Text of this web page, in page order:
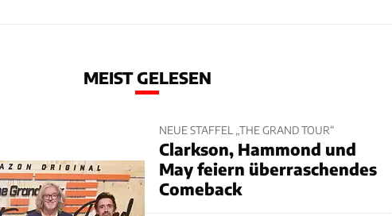
MEIST GELESEN
NEUE STAFFEL „THE GRAND TOUR“
Clarkson, Hammond und
May feiern überraschendes
Comeback